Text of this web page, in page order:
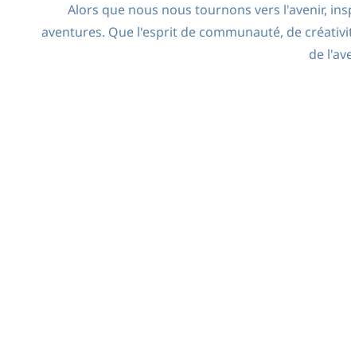
Alors que nous nous tournons vers l'avenir,
aventures. Que l'esprit de communauté, de
de